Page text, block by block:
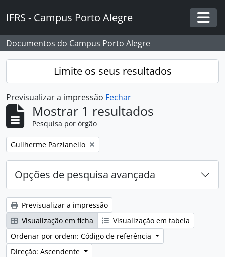
IFRS - Campus Porto Alegre
Documentos do Campus Porto Alegre
Limite os seus resultados
Previsualizar a impressão Fechar
Mostrar 1 resultados
Pesquisa por órgão
Remover filtro:
Guilherme Parzianello
Opções de pesquisa avançada
Previsualizar a impressão
Visualização em ficha
Visualização em tabela
Ordenar por ordem: Código de referência
Direção: Ascendente